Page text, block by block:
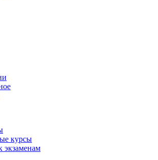
курсы
экзаменам